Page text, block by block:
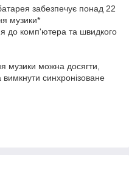
забезпечує понад 22
музики*
до комп'ютера та швидкого
музики можна досягти,
вимкнути синхронізоване